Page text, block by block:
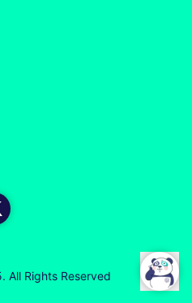
Rights Reserved